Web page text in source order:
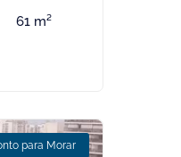
61 m²
para Morar